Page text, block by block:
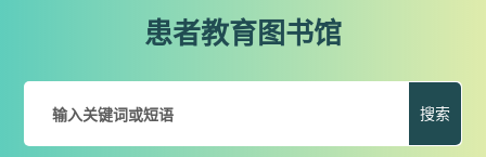
患者教育图书馆
搜索